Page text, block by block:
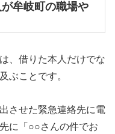
牟岐町の職場や
、借りた本人だけでな
ぶことです。
させた緊急連絡先に電
に「○○さんの件でお